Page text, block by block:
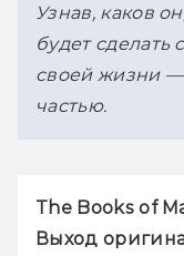
Узнав, каков
будет
своей жизни —
частью.
The Books of
Выход